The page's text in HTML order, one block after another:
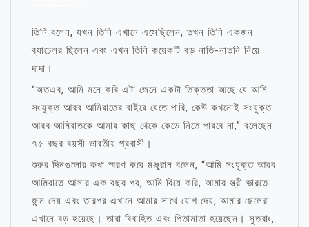
তিনি বলেন, যখন তিনি এখানে এসেছিলেন, তখন তিনি একজন
ব্যাচেলর ছিলেন এবং এখন তিনি কয়েকটি বড় নাতি-নাতনি নিয়ে
দাদা।
“অতএব, আমি মনে করি এটা জেনে একটা তিক্ততা আছে যে আমি
সংযুক্ত আরব আমিরাতের বাইরে যেতে পারি, কেউ কখনোই সংযুক্ত
আরব আমিরাতকে আমার কাছ থেকে কেড়ে নিতে পারবে না,” বলেছেন
৭৫ বছর বয়সী ভারতীয় প্রবাসী।
শুরুর দিনগুলোর কথা স্মরণ করে মঞ্জুরান বলেন, “আমি সংযুক্ত আরব
আমিরাতে আসার এক বছর পর, আমি বিয়ে করি, আমার স্ত্রী ভারতে
জন্ম দেয় এবং তারপর এখানে আমার সাথে যোগ দেয়, আমার ছেলেরা
এখানে বড় হয়েছে। তারা বিবাহিত এবং পিতামাতা হয়েছেন। সুতরাং,